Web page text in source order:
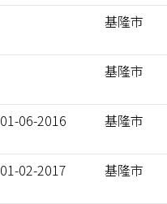
基隆市
基隆市
01-06-2016 基隆市
01-02-2017 基隆市